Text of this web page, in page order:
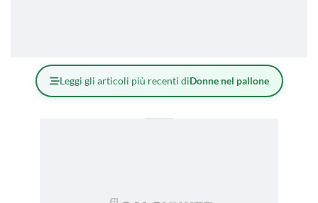
Leggi gli articoli più recenti diDonne nel pallone